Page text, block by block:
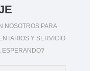
NOSOTROS PARA
Y SERVICIO
ESPERANDO?